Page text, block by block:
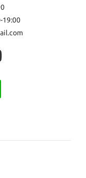
讓彼此安靜下來、重
些感受都收進一盒裡，
我們也相信，好的中
能夠讓人願意主動分
急著表態，卻會在收
象。 |四味蛋黃酥的風
經典原味。紅豆沙與
，讓這顆經典原味保有
19:00